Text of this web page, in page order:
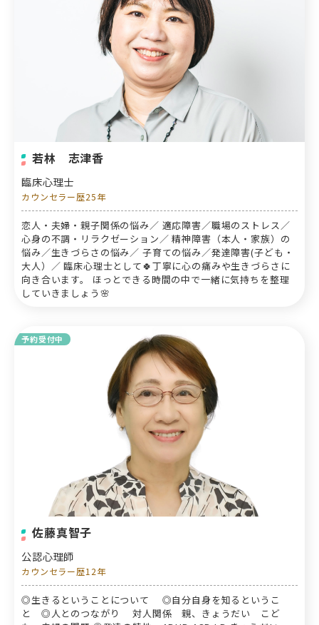
若林 志津香
臨床心理士
カウンセラー歴25年
恋人・夫婦・親子関係の悩み／ 適応障害／職場のストレス／
心身の不調・リラクゼーション／ 精神障害（本人・家族）の
悩み／生きづらさの悩み／ 子育ての悩み／発達障害(子ども・
大人）／ 臨床心理士として🍀丁寧に心の痛みや生きづらさに
向き合います。 ほっとできる時間の中で一緒に気持ちを整理
していきましょう🌸
予約受付中
佐藤真智子
公認心理師
カウンセラー歴12年
◎生きるということについて ◎自分自身を知るというこ
と ◎人とのつながり 対人関係 親、きょうだい こど